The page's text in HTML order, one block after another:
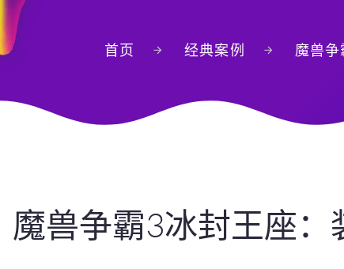
首页 经典案例 魔兽
魔兽争霸3冰封王座：